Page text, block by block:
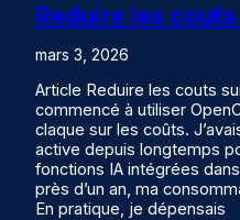
Reduire les
mars 3, 2026
Article Reduire les couts
commencé à utiliser
claque sur les coûts.
active depuis longtemps
fonctions IA intégrées
près d’un an, ma
En pratique, je dépensais